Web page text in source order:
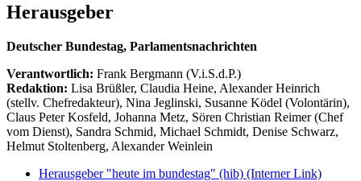
Herausgeber
Deutscher Bundestag, Parlamentsnachrichten
Verantwortlich: Frank Bergmann (V.i.S.d.P.)
Redaktion: Lisa Brüßler, Claudia Heine, Alexander Heinrich
(stellv. Chefredakteur), Nina Jeglinski, Susanne Ködel (Volontärin),
Claus Peter Kosfeld, Johanna Metz, Sören Christian Reimer (Chef
vom Dienst), Sandra Schmid, Michael Schmidt, Denise Schwarz,
Helmut Stoltenberg, Alexander Weinlein
Herausgeber "heute im bundestag" (hib) (Interner Link)